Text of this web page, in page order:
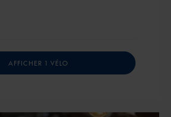
AFFICHER 1 VÉLO